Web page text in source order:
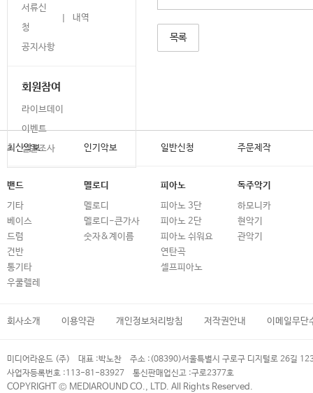
서류신
청
내역
공지사항
회원참여
라이브데이
이벤트
설문조사
목록
최신악보 인기악보 일반신청 주문제작
밴드
기타
베이스
드럼
건반
통기타
우쿨렐레
멜로디
멜로디
멜로디-큰가사
숫자&계이름
피아노
피아노 3단
피아노 2단
피아노 쉬워요
연탄곡
셀프피아노
독주악기
하모니카
현악기
관악기
회사소개 이용약관 개인정보처리방침 저작권안내 이메일무단
미디어라운드 (주) 대표 :박노찬 주소 : (08390)서울특별시 구로구 디지털로 26길
사업자등록번호 :113-81-83927 통신판매업신고 :구로2377호
COPYRIGHT © MEDIAROUND CO., LTD. All Rights Reserved.